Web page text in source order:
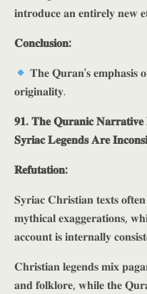
𝐢𝐧𝐭𝐫𝐨𝐝𝐮𝐜𝐞 𝐚𝐧 𝐞𝐧𝐭𝐢𝐫𝐞𝐥𝐲 𝐧𝐞𝐰
𝐂𝐨𝐧𝐜𝐥𝐮𝐬𝐢𝐨𝐧:
𝐓𝐡𝐞 𝐐𝐮𝐫𝐚𝐧’𝐬 𝐞𝐦𝐩𝐡𝐚𝐬𝐢𝐬
𝐨𝐫𝐢𝐠𝐢𝐧𝐚𝐥𝐢𝐭𝐲.
𝟗𝟏. 𝐓𝐡𝐞 𝐐𝐮𝐫𝐚𝐧𝐢𝐜 𝐍𝐚𝐫𝐫𝐚𝐭𝐢𝐯𝐞
𝐒𝐲𝐫𝐢𝐚𝐜 𝐋𝐞𝐠𝐞𝐧𝐝𝐬 𝐀𝐫𝐞
𝐑𝐞𝐟𝐮𝐭𝐚𝐭𝐢𝐨𝐧:
𝐒𝐲𝐫𝐢𝐚𝐜 𝐂𝐡𝐫𝐢𝐬𝐭𝐢𝐚𝐧 𝐭𝐞𝐱𝐭𝐬
𝐦𝐲𝐭𝐡𝐢𝐜𝐚𝐥 𝐞𝐱𝐚𝐠𝐠𝐞𝐫𝐚𝐭𝐢𝐨𝐧𝐬,
𝐚𝐜𝐜𝐨𝐮𝐧𝐭 𝐢𝐬 𝐢𝐧𝐭𝐞𝐫𝐧𝐚𝐥𝐥𝐲
𝐂𝐡𝐫𝐢𝐬𝐭𝐢𝐚𝐧 𝐥𝐞𝐠𝐞𝐧𝐝𝐬 𝐦𝐢𝐱
𝐚𝐧𝐝 𝐟𝐨𝐥𝐤𝐥𝐨𝐫𝐞, 𝐰𝐡𝐢𝐥𝐞 𝐭𝐡𝐞